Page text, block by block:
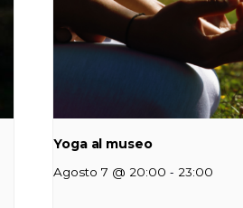
Yoga al museo
Agosto 7 @ 20:00 - 23:00